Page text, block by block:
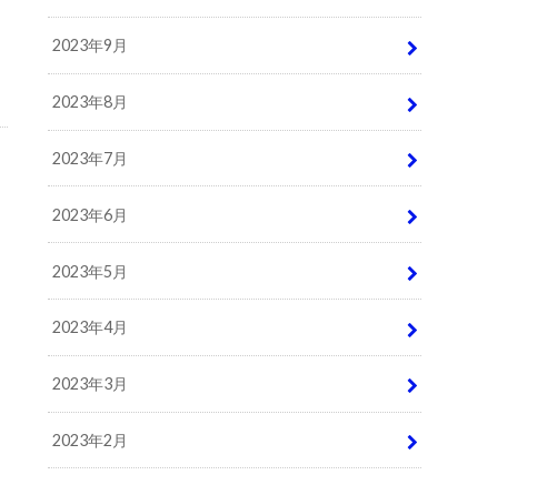
2023年9月
2023年8月
2023年7月
2023年6月
2023年5月
2023年4月
2023年3月
2023年2月